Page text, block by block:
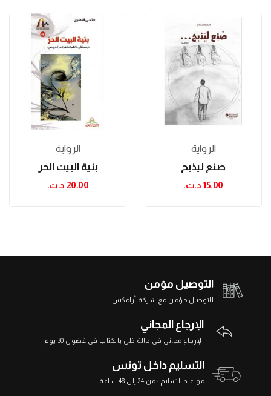
الرواية
بنية البيت الحر
20.00 د.ت.‏
الرواية
صنع ليذبح
15.00 د.ت.‏
التوصيل مؤمن
التوصيل مؤمن مع شركة أرامكس
الإرجاع المجاني
الإرجاع مجاني في حالة خلل بالكتاب في غضون 30 يوم
التسليم داخل تونس
مواعيد التسليم : من 24 إلى 48 ساعة